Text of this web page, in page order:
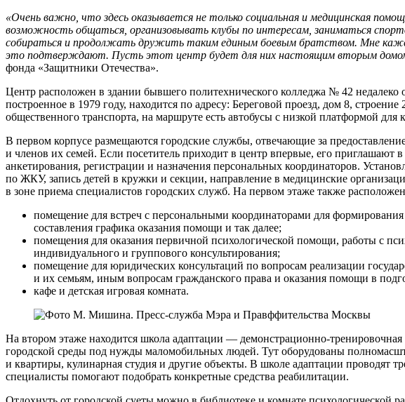
«Очень важно, что здесь оказывается не только социальная и медицинская
возможность общаться, организовывать клубы по интересам, заниматься
собираться и продолжать дружить таким единым боевым братством. Мне
это подтверждают. Пусть этот центр будет для них настоящим вторым
фонда «Защитники Отечества».
Центр расположен в здании бывшего политехнического колледжа № 42
построенное в 1979 году, находится по адресу: Береговой проезд, дом 8,
общественного транспорта, на маршруте есть автобусы с низкой платформой для
В первом корпусе размещаются городские службы, отвечающие за
и членов их семей. Если посетитель приходит в центр впервые, его приглашают
анкетирования, регистрации и назначения персональных координаторов.
по ЖКУ, запись детей в кружки и секции, направление в медицинские
в зоне приема специалистов городских служб. На первом этаже также
помещение для встреч с персональными координаторами для
составления графика оказания помощи и так далее;
помещения для оказания первичной психологической помощи, работы с
индивидуального и группового консультирования;
помещение для юридических консультаций по вопросам реализации
и их семьям, иным вопросам гражданского права и оказания помощи в
кафе и детская игровая комната.
На втором этаже находится школа адаптации — демонстрационно-
городской среды под нужды маломобильных людей. Тут оборудованы
и квартиры, кулинарная студия и другие объекты. В школе адаптации проводят
специалисты помогают подобрать конкретные средства реабилитации.